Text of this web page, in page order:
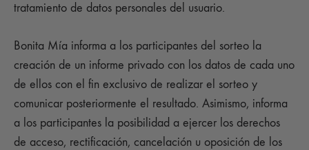
tratamiento de datos personales del usuario.
Bonita Mía informa a los participantes del sorteo la
creación de un informe privado con los datos de cada uno
de ellos con el fin exclusivo de realizar el sorteo y
comunicar posteriormente el resultado. Asimismo, informa
a los participantes la posibilidad a ejercer los derechos
de acceso, rectificación, cancelación u oposición de los